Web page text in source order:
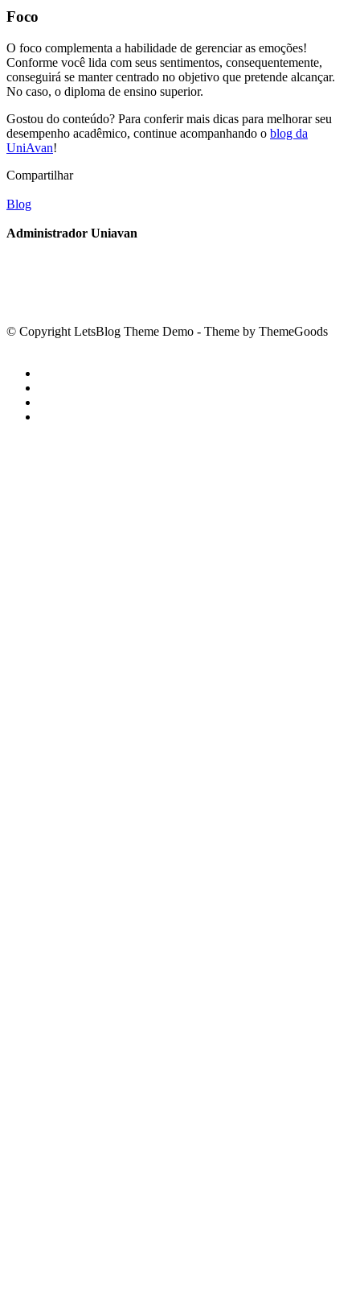
Foco
O foco complementa a habilidade de gerenciar as emoções!
Conforme você lida com seus sentimentos, consequentemente,
conseguirá se manter centrado no objetivo que pretende alcançar.
No caso, o diploma de ensino superior.
Gostou do conteúdo? Para conferir mais dicas para melhorar seu
desempenho acadêmico, continue acompanhando o blog da
UniAvan!
Compartilhar
Blog
Administrador Uniavan
© Copyright LetsBlog Theme Demo - Theme by ThemeGoods